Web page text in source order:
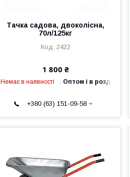
Тачка садова, двоколісна,
70л/125кг
2422
1 800 ₴
Немає в наявності Оптом і в роздріб
+380 (63) 151-09-58